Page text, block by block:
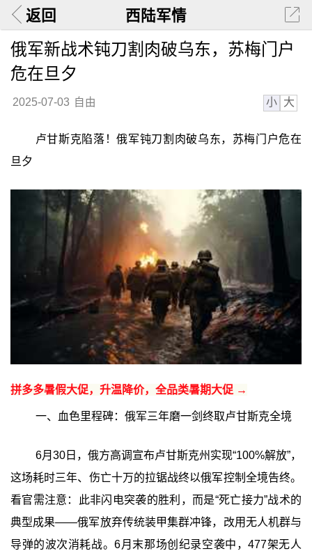
返回 西陆军情
俄军新战术钝刀割肉破乌东，苏梅门户
危在旦夕
2025-07-03 自由 小 大
卢甘斯克陷落！俄军钝刀割肉破乌东，苏梅门户危在
旦夕
拼多多暑假大促，升温降价，全品类暑期大促 →
一、血色里程碑：俄军三年磨一剑终取卢甘斯克全境
6月30日，俄方高调宣布卢甘斯克州实现“100%解放”，
这场耗时三年、伤亡十万的拉锯战终以俄军控制全境告终。
看官需注意：此非闪电突袭的胜利，而是“死亡接力”战术的
典型成果——俄军放弃传统装甲集群冲锋，改用无人机群与
导弹的波次消耗战。6月末那场创纪录空袭中，477架无人